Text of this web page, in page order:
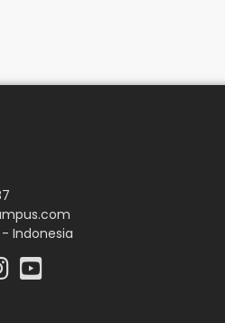
Indonesia